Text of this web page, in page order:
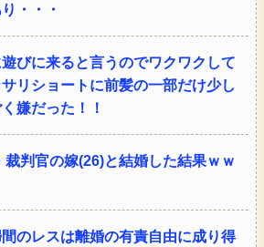
・・・
びに来ると言うのでワクワクして
リショートに前髪の一部だけ少し
嫌だった！！
裁判官の嫁(26)と結婚した結果ｗｗ
のレスは離婚の有責自由に成り得